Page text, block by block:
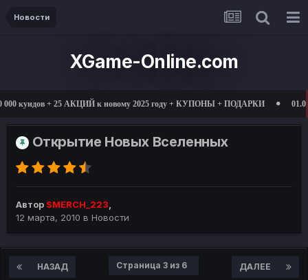
Новости
XGame-Online.com
+ 25 АКЦИЙ к новому 2025 году + КУПОНЫ + ПОДАРКИ 01.03.2025
Открытие Новых Вселенных
Автор SMERCH_223,
12 марта, 2010 в Новости
НАЗАД ДАЛЕЕ
Страница 3 из 6